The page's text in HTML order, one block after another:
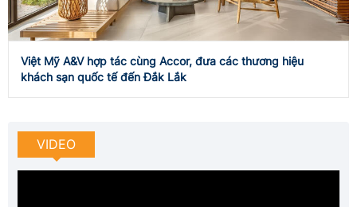
Việt Mỹ A&V hợp tác cùng Accor, đưa các thương hiệu
khách sạn quốc tế đến Đắk Lắk
VIDEO